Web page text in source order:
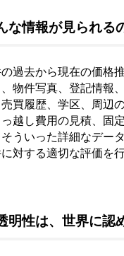
な情報が見られる
過去から現在の価格
物件写真、登記情報
買履歴、学区、周辺の
越し費用の見積、固
ういった詳細なデー
対する適切な評価を
明性は、世界に認